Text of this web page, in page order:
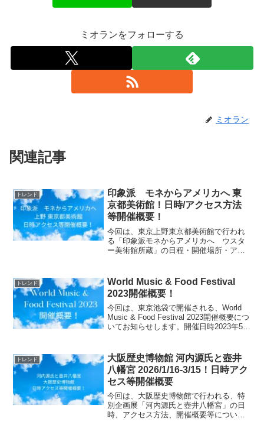
ミオランをフォローする
ミオラン
関連記事
トレンド
印象派 モネからアメリカへ 東
京都美術館！日時/アクセス方法
等開催概要！
今回は、東京上野東京都美術館で行われ
る「印象派モネからアメリカへ ウスタ
ー美術館所蔵」の日程・開催場所・アク
{b.MoshimoAffiliateOb...
トレンド
World Music & Food Festival
2023開催概要！
今回は、東京池袋で開催される、World
Music & Food Festival 2023開催概要につ
いてお知らせします。開催日時2023年5月
トレンド
大阪歴史博物館 河内源氏と壺井
八幡宮 2026/1/16-3/15！日時アク
セス等開催概要
今回は、大阪歴史博物館で行われる、特
別企画展「河内源氏と壺井八幡宮」の日
時、アクセス方法、開催概要等について